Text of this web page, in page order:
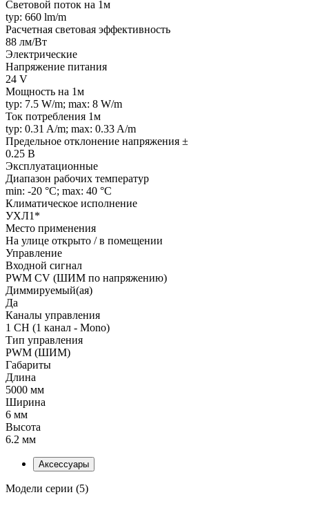
Световой поток на 1м
typ: 660 lm/m
Расчетная световая эффективность
88 лм/Вт
Электрические
Напряжение питания
24 V
Мощность на 1м
typ: 7.5 W/m; max: 8 W/m
Ток потребления 1м
typ: 0.31 A/m; max: 0.33 A/m
Предельное отклонение напряжения ±
0.25 В
Эксплуатационные
Диапазон рабочих температур
min: -20 °C; max: 40 °C
Климатическое исполнение
УХЛ1*
Место применения
На улице открыто / в помещении
Управление
Входной сигнал
PWM СV (ШИМ по напряжению)
Диммируемый(ая)
Да
Каналы управления
1 CH (1 канал - Mono)
Тип управления
PWM (ШИМ)
Габариты
Длина
5000 мм
Ширина
6 мм
Высота
6.2 мм
Аксессуары
Модели серии (5)